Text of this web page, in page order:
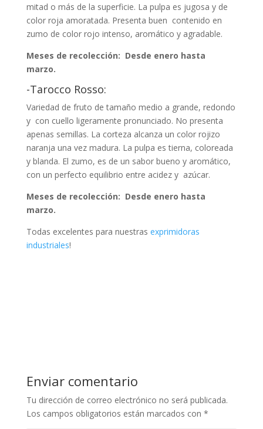
mitad o más de la superficie. La pulpa es jugosa y de
color roja amoratada. Presenta buen contenido en
zumo de color rojo intenso, aromático y agradable.
Meses de recolección: Desde enero hasta
marzo.
-Tarocco Rosso:
Variedad de fruto de tamaño medio a grande, redondo
y con cuello ligeramente pronunciado. No presenta
apenas semillas. La corteza alcanza un color rojizo
naranja una vez madura. La pulpa es tierna, coloreada
y blanda. El zumo, es de un sabor bueno y aromático,
con un perfecto equilibrio entre acidez y azúcar.
Meses de recolección: Desde enero hasta
marzo.
Todas excelentes para nuestras exprimidoras
industriales!​
Enviar comentario
Tu dirección de correo electrónico no será publicada.
Los campos obligatorios están marcados con *